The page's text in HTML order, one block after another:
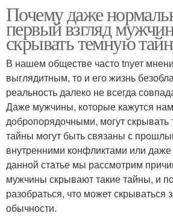
Почему даже
первый взгляд
скрывать темную
В нашем обществе часто tnует
выглядитным, то и его жизнь
реальность далеко не всегда
Даже мужчины, которые кажутся нам
добропорядочными, могут
тайны могут быть связаны с
внутренними конфликтами или
данной статье мы рассмотрим
мужчины скрывают такие тайны, и
разобраться, что может скрываться
обычности.